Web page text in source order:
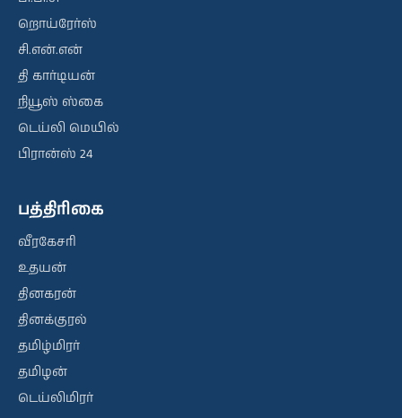
றொய்ரேர்ஸ்
சி.என்.என்
தி கார்டியன்
நியூஸ் ஸ்கை
டெய்லி மெயில்
பிரான்ஸ் 24
பத்திரிகை
வீரகேசரி
உதயன்
தினகரன்
தினக்குரல்
தமிழ்மிரர்
தமிழன்
டெய்லிமிரர்